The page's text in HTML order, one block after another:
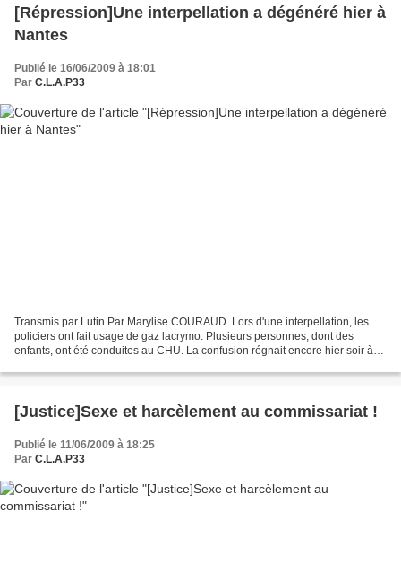
[Répression]Une interpellation a dégénéré hier à
Nantes
Publié le 16/06/2009 à 18:01
Par C.L.A.P33
Transmis par Lutin Par Marylise COURAUD. Lors d'une interpellation, les
policiers ont fait usage de gaz lacrymo. Plusieurs personnes, dont des
enfants, ont été conduites au CHU. La confusion régnait encore hier soir à
[Justice]Sexe et harcèlement au commissariat !
Publié le 11/06/2009 à 18:25
Par C.L.A.P33